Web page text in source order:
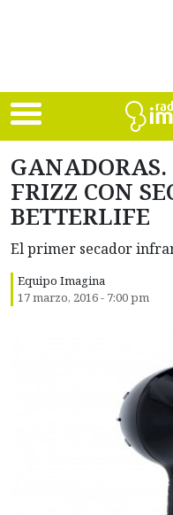
FRIZZ CON
BETTERLIFE
El primer secador
Equipo Imagina
17 marzo, 2016 - 7:00 pm